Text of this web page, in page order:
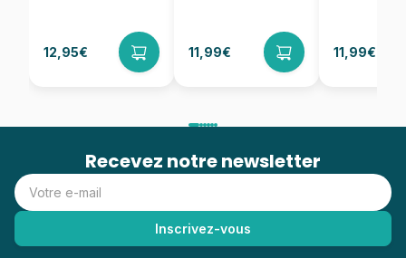
12,95€ 11,99€ 11,99€
Recevez notre newsletter